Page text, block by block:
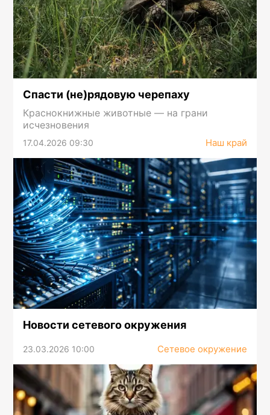
Спасти (не)рядовую черепаху
Краснокнижные животные — на грани
исчезновения
17.04.2026 09:30 Наш край
Новости сетевого окружения
23.03.2026 10:00 Сетевое окружение